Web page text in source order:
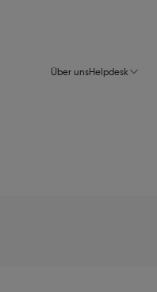
Über unsHelpdesk